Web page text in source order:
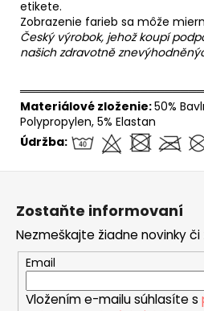
etikete.
Zobrazenie farieb sa môže
Český výrobok, jehož koupí
našich zdravotně
Materiálové zloženie:50%
Polypropylen, 5% Elastan
Údržba:
Zostaňte informovaní
Nezmeškajte žiadne novinky
Email
Vložením e-mailu súhlasíte s